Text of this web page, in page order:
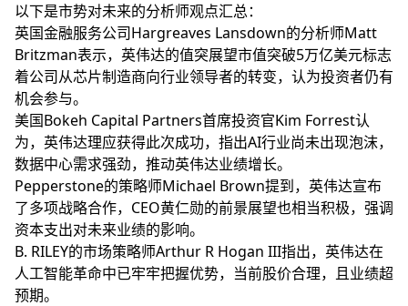
以下是市势对未来的分析师观点汇总：
英国金融服务公司Hargreaves Lansdown的分析师Matt
Britzman表示，英伟达的值突展望市值突破5万亿美元标志
着公司从芯片制造商向行业领导者的转变，认为投资者仍有
机会参与。
美国Bokeh Capital Partners首席投资官Kim Forrest认
为，英伟达理应获得此次成功，指出AI行业尚未出现泡沫，
数据中心需求强劲，推动英伟达业绩增长。
Pepperstone的策略师Michael Brown提到，英伟达宣布
了多项战略合作，CEO黄仁勋的前景展望也相当积极，强调
资本支出对未来业绩的影响。
B. RILEY的市场策略师Arthur R Hogan III指出，英伟达在
人工智能革命中已牢牢把握优势，当前股价合理，且业绩超
预期。